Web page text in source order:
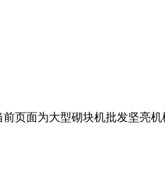
页面为大型砌块机批发坚亮